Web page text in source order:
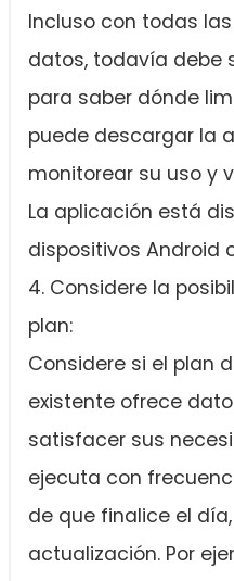
Incluso con todas
datos, todavía debe
para saber dónde
puede descargar la
monitorear su uso y
La aplicación está
dispositivos Android
4. Considere la
plan:
Considere si el plan
existente ofrece
satisfacer sus
ejecuta con
de que finalice el
actualización. Por